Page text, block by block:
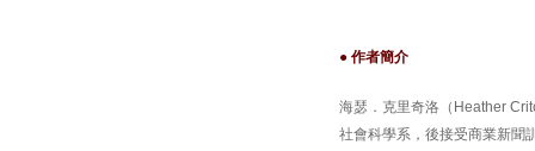
● 作者簡介
海瑟．克里奇洛（Heather
社會科學系，後接受商業新聞